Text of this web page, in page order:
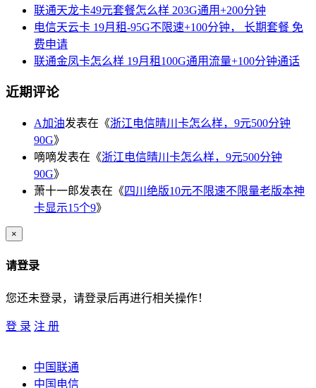
联通天龙卡49元套餐怎么样 203G通用+200分钟
电信天云卡 19月租-95G不限速+100分钟， 长期套餐 免
费申请
联通金凤卡怎么样 19月租100G通用流量+100分钟通话
近期评论
A加油发表在《浙江电信晴川卡怎么样，9元500分钟
90G》
嘀嘀发表在《浙江电信晴川卡怎么样，9元500分钟
90G》
萧十一郎发表在《四川绝版10元不限速不限量老版本神
卡显示15个9》
×
请登录
您还未登录，请登录后再进行相关操作！
登 录 注 册
中国联通
中国电信